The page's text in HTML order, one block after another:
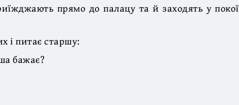
прямо до палацу та й заходять у покої
і питає старшу:
бажає?